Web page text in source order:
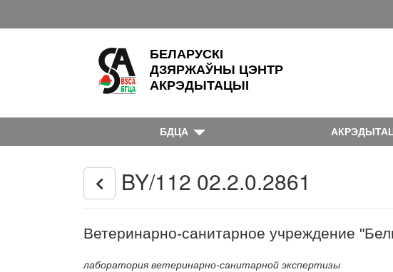
БЕЛАРУСКІ
ДЗЯРЖАЎНЫ ЦЭНТР
АКРЭДЫТАЦЫІ
БДЦА
BY/112 02.2.0.2861
Ветеринарно-санитарное учреждение
лаборатория ветеринарно-санитарной экспертизы